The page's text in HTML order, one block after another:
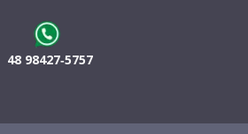
48 98427‑5757